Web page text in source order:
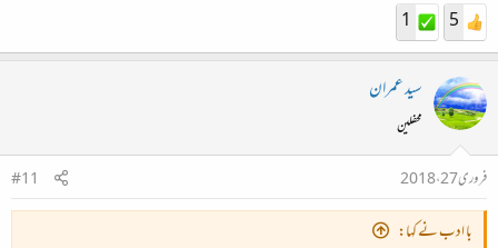
5
1
سید عمران
محفلین
فروری 27، 2018
#11
با ادب نے کہا: